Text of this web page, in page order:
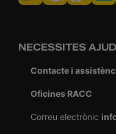
NECESSITES
Contacte i
Oficines RACC
Correu electrònic